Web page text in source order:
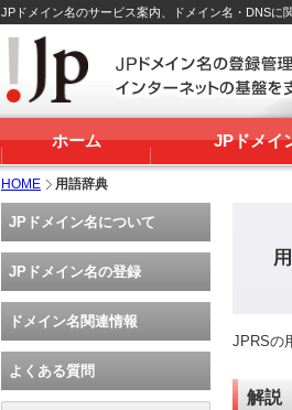
JPドメイン名のサービス案内、ドメイン名・DNSに
ホーム JPドメイ
HOME 用語辞典
JPRSの
解説
JPドメイン名について
JPドメイン名の登録
ドメイン名関連情報
よくある質問